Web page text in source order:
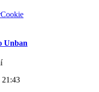
Unban
21:43